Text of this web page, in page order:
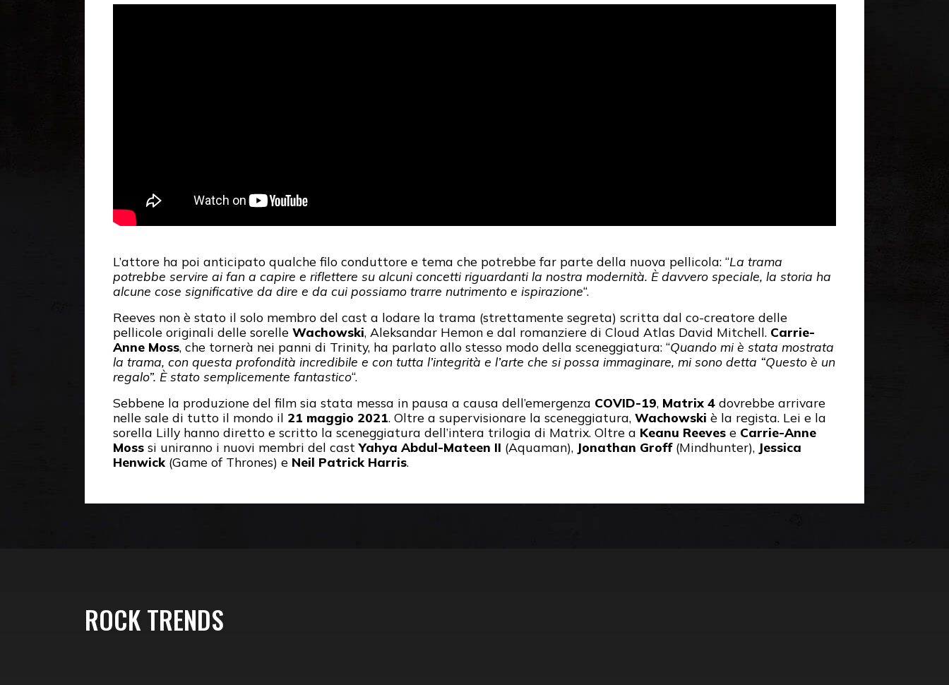
L’attore ha poi anticipato qualche filo conduttore e tema che potrebbe far parte della nuova pellicola: “La trama
potrebbe servire ai fan a capire e riflettere su alcuni concetti riguardanti la nostra modernità. È davvero speciale, la storia ha
alcune cose significative da dire e da cui possiamo trarre nutrimento e ispirazione“.
Reeves non è stato il solo membro del cast a lodare la trama (strettamente segreta) scritta dal co-creatore delle
pellicole originali delle sorelle Wachowski, Aleksandar Hemon e dal romanziere di Cloud Atlas David Mitchell. Carrie-
Anne Moss, che tornerà nei panni di Trinity, ha parlato allo stesso modo della sceneggiatura: “Quando mi è stata mostrata
la trama, con questa profondità incredibile e con tutta l’integrità e l’arte che si possa immaginare, mi sono detta “Questo è un
regalo”. È stato semplicemente fantastico“.
Sebbene la produzione del film sia stata messa in pausa a causa dell’emergenza COVID-19, Matrix 4 dovrebbe arrivare
nelle sale di tutto il mondo il 21 maggio 2021. Oltre a supervisionare la sceneggiatura, Wachowski è la regista. Lei e la
sorella Lilly hanno diretto e scritto la sceneggiatura dell’intera trilogia di Matrix. Oltre a Keanu Reeves e Carrie-Anne
Moss si uniranno i nuovi membri del castYahya Abdul-Mateen II (Aquaman), Jonathan Groff(Mindhunter), Jessica
Henwick (Game of Thrones) e Neil Patrick Harris.
ROCK TRENDS